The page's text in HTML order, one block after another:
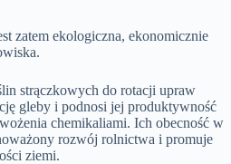
zatem ekologiczna, ekonomicznie
strączkowych do rotacji upraw
gleby i podnosi jej produktywność
chemikaliami. Ich obecność w
rozwój rolnictwa i promuje
ziemi.